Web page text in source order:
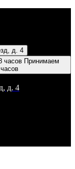
д. 4
часов Принимаем
д. 4